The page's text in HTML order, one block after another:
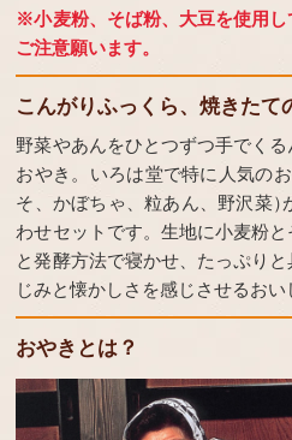
※小麦粉、そば粉、大豆を使用
ご注意願います。
こんがりふっくら、焼きたて
野菜やあんをひとつずつ手でく
おやき。いろは堂で特に人気のお
そ、かぼちゃ、粒あん、野沢菜）
わせセットです。生地に小麦粉
と発酵方法で寝かせ、たっぷり
じみと懐かしさを感じさせるおい
おやきとは？